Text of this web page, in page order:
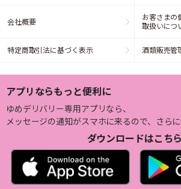
会社概要
お客さまの
取扱いにつ
特定商取引法に基づく表示 酒類販売管
アプリならもっと便利に
ゆめデリバリー専用アプリなら、
メッセージの通知がスマホに来るので、さらに
ダウンロードはこちら